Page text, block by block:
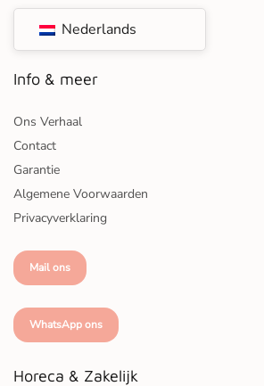
Nederlands
Info & meer
Ons Verhaal
Contact
Garantie
Algemene Voorwaarden
Privacyverklaring
Mail ons
WhatsApp ons
Horeca & Zakelijk